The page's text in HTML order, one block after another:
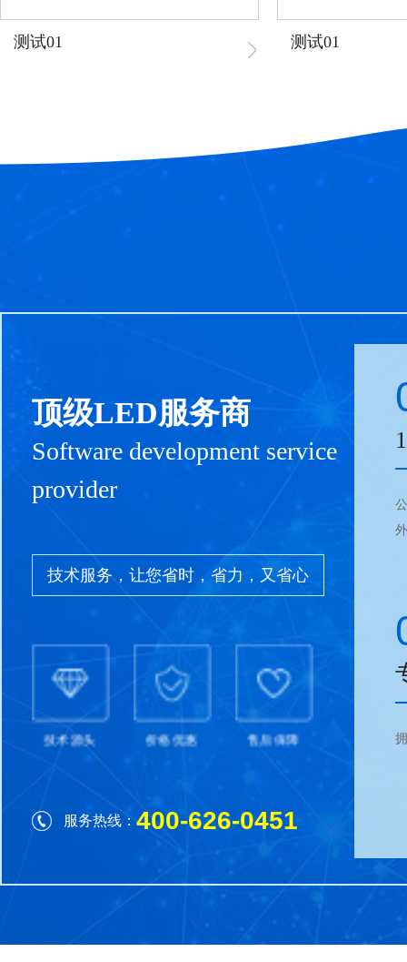
测试01 测试01
顶级LED服务商
Software development service
provider
技术服务，让您省时，省力，又省心
技术源头 价格优惠 售后保障
服务热线： 400-626-0451